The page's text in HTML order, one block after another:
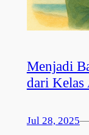
Menjadi
dari Kelas
Jul 28, 2025